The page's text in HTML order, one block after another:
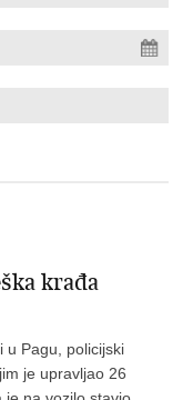
krađa
u Pagu, policijski
je upravljao 26